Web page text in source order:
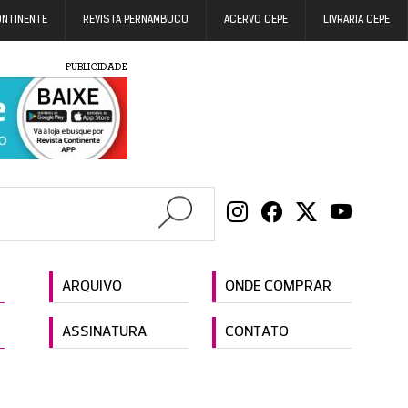
REVISTA PERNAMBUCO ACERVO CEPE LIVRARIA CEPE
PUBLICIDADE
ARQUIVO ONDE COMPRAR
ASSINATURA CONTATO